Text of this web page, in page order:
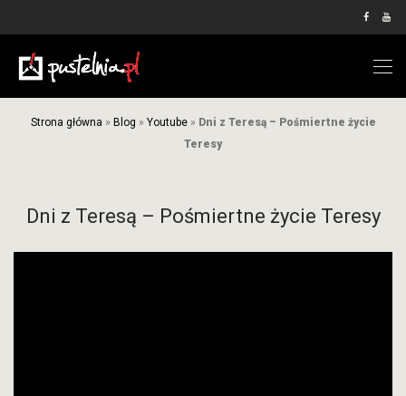
Strona główna » Blog » Youtube» Dni z Teresą – Pośmiertne życie
Teresy
Dni z Teresą – Pośmiertne życie Teresy